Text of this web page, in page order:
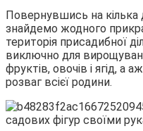
Повернувшись на кілька
знайдемо жодного
територія присадибної
виключно для
фруктів, овочів і ягід, а
розваг всієї родини.